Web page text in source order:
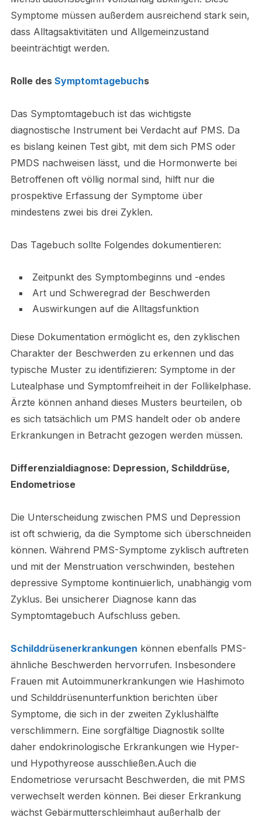
Symptome müssen außerdem ausreichend stark sein,
dass Alltagsaktivitäten und Allgemeinzustand
beeinträchtigt werden.
Rolle des Symptomtagebuchs
Das Symptomtagebuch ist das wichtigste
diagnostische Instrument bei Verdacht auf PMS. Da
es bislang keinen Test gibt, mit dem sich PMS oder
PMDS nachweisen lässt, und die Hormonwerte bei
Betroffenen oft völlig normal sind, hilft nur die
prospektive Erfassung der Symptome über
mindestens zwei bis drei Zyklen.
Das Tagebuch sollte Folgendes dokumentieren:
Zeitpunkt des Symptombeginns und -endes
Art und Schweregrad der Beschwerden
Auswirkungen auf die Alltagsfunktion
Diese Dokumentation ermöglicht es, den zyklischen
Charakter der Beschwerden zu erkennen und das
typische Muster zu identifizieren: Symptome in der
Lutealphase und Symptomfreiheit in der Follikelphase.
Ärzte können anhand dieses Musters beurteilen, ob
es sich tatsächlich um PMS handelt oder ob andere
Erkrankungen in Betracht gezogen werden müssen.
Differenzialdiagnose: Depression, Schilddrüse,
Endometriose
Die Unterscheidung zwischen PMS und Depression
ist oft schwierig, da die Symptome sich überschneiden
können. Während PMS-Symptome zyklisch auftreten
und mit der Menstruation verschwinden, bestehen
depressive Symptome kontinuierlich, unabhängig vom
Zyklus. Bei unsicherer Diagnose kann das
Symptomtagebuch Aufschluss geben.
Schilddrüsenerkrankungen können ebenfalls PMS-
ähnliche Beschwerden hervorrufen. Insbesondere
Frauen mit Autoimmunerkrankungen wie Hashimoto
und Schilddrüsenunterfunktion berichten über
Symptome, die sich in der zweiten Zyklushälfte
verschlimmern. Eine sorgfältige Diagnostik sollte
daher endokrinologische Erkrankungen wie Hyper-
und Hypothyreose ausschließen.Auch die
Endometriose verursacht Beschwerden, die mit PMS
verwechselt werden können. Bei dieser Erkrankung
wächst Gebärmutterschleimhaut außerhalb der